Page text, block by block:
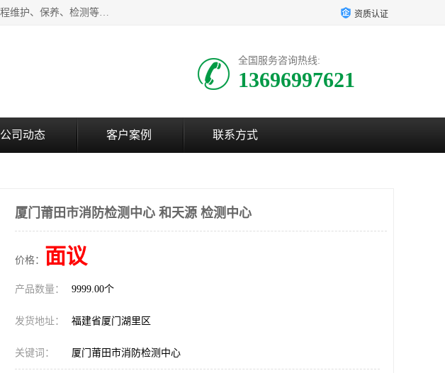
福建和天源消防安全科技有限公司厦门分公司经营范围：消防工程安全检测技术研发、技术咨询，消防工程维护、保养、检测等；主要的服务有：消防工程安全检测,消防工程施工,消防安全评估,消防维保,消防设施检测,消防维护保养,房屋安全鉴定,防雷装置检测,防火涂料检测,消防电气年检,泉州消防施工安装公司；消防器材、建材、五金制品零售。 资质认证
全国服务咨询热线:
13696997621
公司动态 客户案例 联系方式
厦门莆田市消防检测中心 和天源 检测中心
价格： 面议
产品数量： 9999.00个
发货地址： 福建省厦门湖里区
关键词： 厦门莆田市消防检测中心